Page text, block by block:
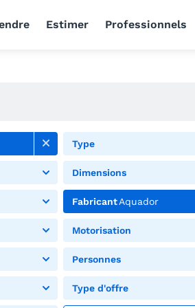
Estimer Professionnels
Type
Dimensions
FabricantAquador
Motorisation
Personnes
Type d'offre